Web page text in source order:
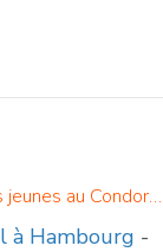
Adhésion à tarif réduit pour les enfants et les jeunes au Condor Padel à Hambourg
à Hambourg -